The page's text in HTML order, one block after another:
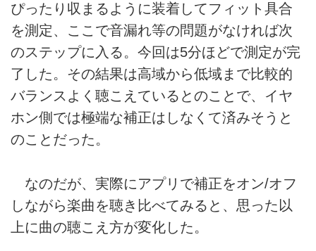
ぴったり収まるように装着してフィット具合
を測定、ここで音漏れ等の問題がなければ次
のステップに入る。今回は5分ほどで測定が完
了した。その結果は高域から低域まで比較的
バランスよく聴こえているとのことで、イヤ
ホン側では極端な補正はしなくて済みそうと
のことだった。
なのだが、実際にアプリで補正をオン/オフ
しながら楽曲を聴き比べてみると、思った以
上に曲の聴こえ方が変化した。